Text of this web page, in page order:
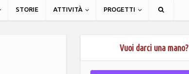
STORIE ATTIVITÀ PROGETTI
Vuoi darci una mano?